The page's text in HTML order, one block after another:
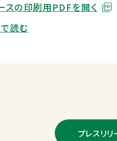
スの印刷用PDFを開く
読む
プレスリ